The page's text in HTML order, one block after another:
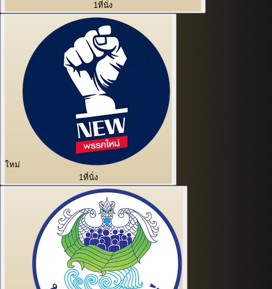
1ที่นั่ง
ใหม่
1ที่นั่ง